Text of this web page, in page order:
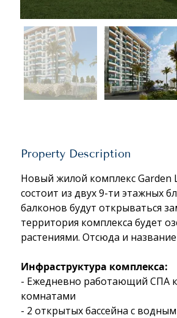
Property Description
Новый жилой комплекс Garden
состоит из двух 9-ти этажных
балконов будут открываться
территория комплекса будет
растениями. Отсюда и
Инфраструктура комплекса:
- Ежедневно работающий СПА
комнатами
- 2 открытых бассейна с